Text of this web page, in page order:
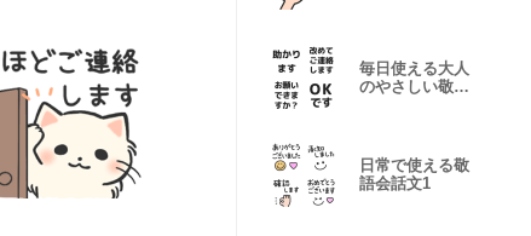
毎日使える大人
のやさしい敬語
日常で使える敬
語会話文1